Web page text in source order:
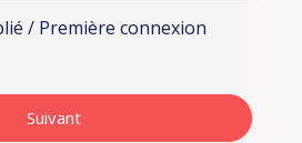
/ Première connexion